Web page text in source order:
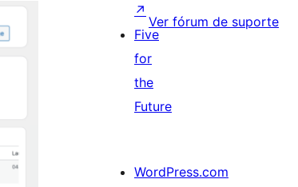
Ver fórum de suporte
↗
Five
for
the
Future
WordPress.com